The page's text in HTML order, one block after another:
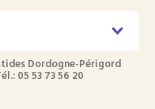
Dordogne-Périgord
05 53 73 56 20